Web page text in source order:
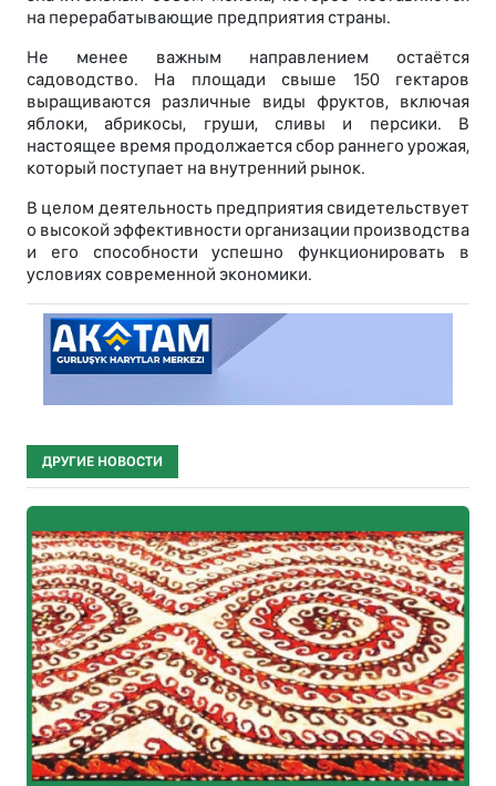
на перерабатывающие предприятия страны.
Не менее важным направлением остаётся
садоводство. На площади свыше 150 гектаров
выращиваются различные виды фруктов, включая
яблоки, абрикосы, груши, сливы и персики. В
настоящее время продолжается сбор раннего урожая,
который поступает на внутренний рынок.
В целом деятельность предприятия свидетельствует
о высокой эффективности организации производства
и его способности успешно функционировать в
условиях современной экономики.
ДРУГИЕ НОВОСТИ